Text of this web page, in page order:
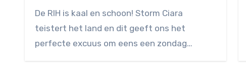
reacties
De RIH is kaal en schoon! Storm Ciara
teistert het land en dit geeft ons het
perfecte excuus om eens een zondag…